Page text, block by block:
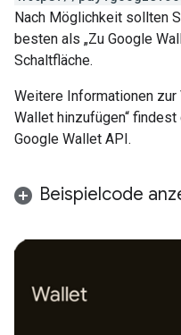
Nach Möglichkeit sollten
besten als „Zu Google
Schaltfläche.
Weitere Informationen zur
Wallet hinzufügen“ findest
Google Wallet API.
Beispielcode